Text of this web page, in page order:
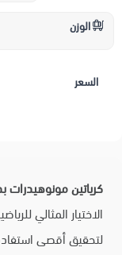
الوزن
السعر
كرياتين مونوهيدرات
الاختيار المثالي
لتحقيق أقصى